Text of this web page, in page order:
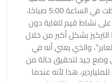
إذا استيقظت في الساعة 5:00 صباحًا،
نشاط قيم للغاية دون
التركيز بشكل أكبر من خلال
والذي يعني أنه في
أنت في وضع جيد لتحقيق حالة من
هذا لأنه عندما